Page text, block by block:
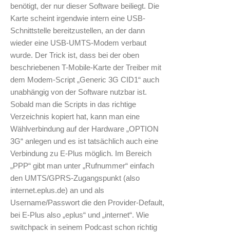
benötigt, der nur dieser Software beiliegt. Die
Karte scheint irgendwie intern eine USB-
Schnittstelle bereitzustellen, an der dann
wieder eine USB-UMTS-Modem verbaut
wurde. Der Trick ist, dass bei der oben
beschriebenen T-Mobile-Karte der Treiber mit
dem Modem-Script „Generic 3G CID1“ auch
unabhängig von der Software nutzbar ist.
Sobald man die Scripts in das richtige
Verzeichnis kopiert hat, kann man eine
Wählverbindung auf der Hardware „OPTION
3G“ anlegen und es ist tatsächlich auch eine
Verbindung zu E-Plus möglich. Im Bereich
„PPP“ gibt man unter „Rufnummer“ einfach
den UMTS/GPRS-Zugangspunkt (also
internet.eplus.de) an und als
Username/Passwort die den Provider-Default,
bei E-Plus also „eplus“ und „internet“. Wie
switchpack in seinem Podcast schon richtig